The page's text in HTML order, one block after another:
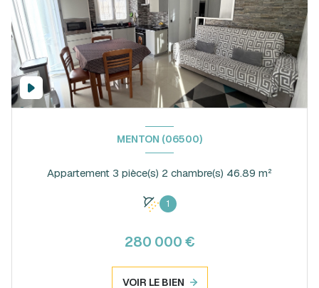
MENTON (06500)
Appartement 3 pièce(s) 2 chambre(s) 46.89 m²
1
280 000 €
VOIR LE BIEN